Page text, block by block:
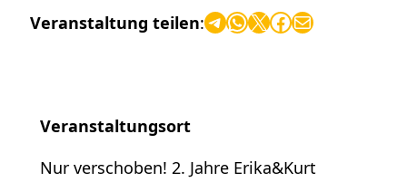
Veranstaltung teilen:TelegramWhatsApp X Facebook E-Mail
Veranstaltungsort
Nur verschoben! 2. Jahre Erika&Kurt